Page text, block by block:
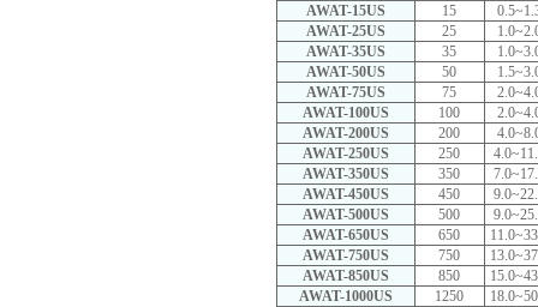
AWAT-15US
15
AWAT-25US
25
AWAT-35US
35
AWAT-50US
50
AWAT-75US
75
AWAT-100US
100
AWAT-200US
200
AWAT-250US
250
AWAT-350US
350
AWAT-450US
450
AWAT-500US
500
AWAT-650US
650
AWAT-750US
750
AWAT-850US
850
AWAT-1000US
1250